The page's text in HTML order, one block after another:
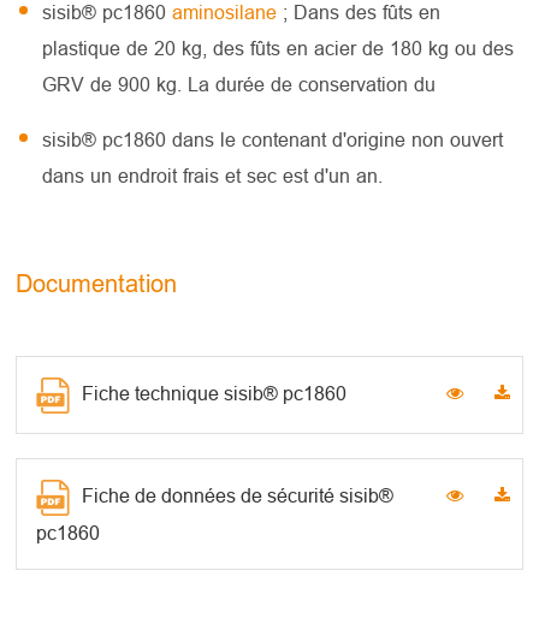
sisib® pc1860aminosilane ; Dans des fûts en
plastique de 20 kg, des fûts en acier de 180 kg ou des
GRV de 900 kg. La durée de conservation du
sisib® pc1860 dans le contenant d'origine non ouvert
dans un endroit frais et sec est d'un an.
Documentation
Fiche technique sisib® pc1860
Fiche de données de sécurité sisib®
pc1860